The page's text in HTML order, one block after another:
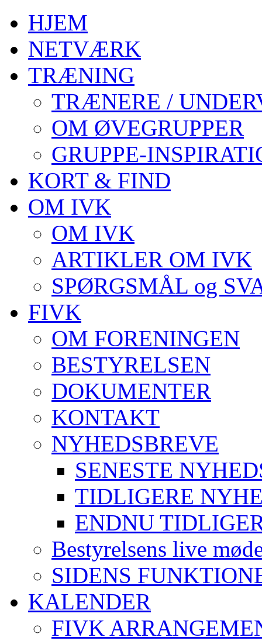
HJEM
NETVÆRK
TRÆNING
TRÆNERE /
OM ØVEGRUPPER
GRUPPE-
KORT & FIND
OM IVK
OM IVK
ARTIKLER OM IVK
SPØRGSMÅL og
FIVK
OM FORENINGEN
BESTYRELSEN
DOKUMENTER
KONTAKT
NYHEDSBREVE
SENESTE
TIDLIGERE
ENDNU
Bestyrelsens live
SIDENS
KALENDER
FIVK